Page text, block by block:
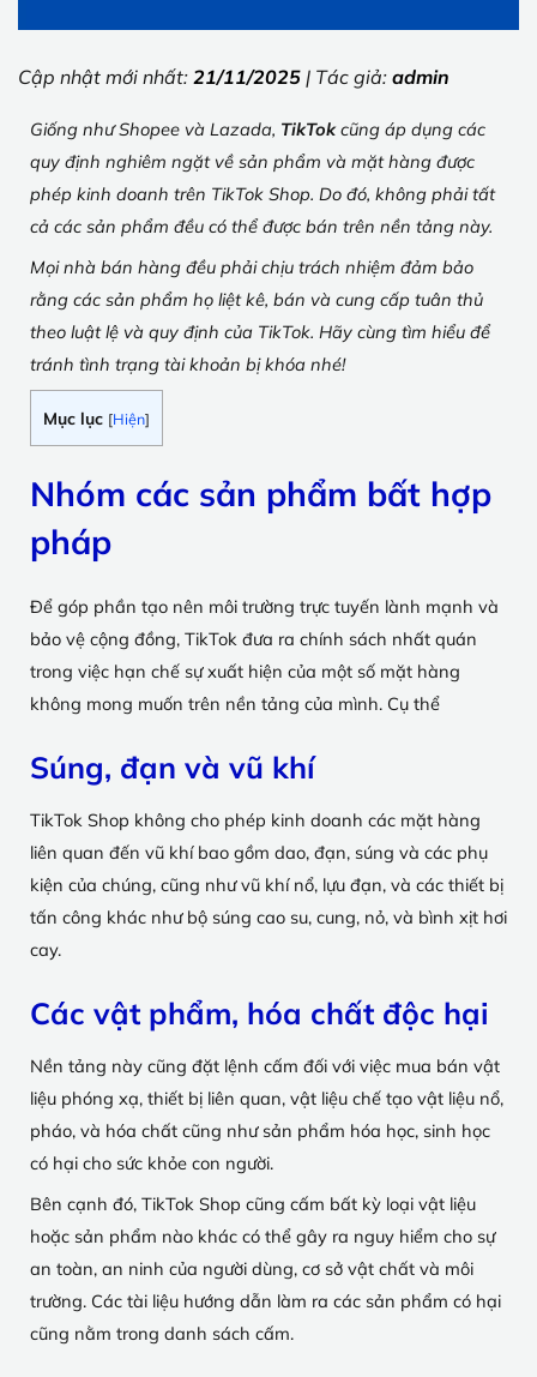
Cập nhật mới nhất: 21/11/2025 | Tác giả: admin
Giống như Shopee và Lazada, TikTokcũng áp dụng các
quy định nghiêm ngặt về sản phẩm và mặt hàng được
phép kinh doanh trên TikTok Shop. Do đó, không phải tất
cả các sản phẩm đều có thể được bán trên nền tảng này.
Mọi nhà bán hàng đều phải chịu trách nhiệm đảm bảo
rằng các sản phẩm họ liệt kê, bán và cung cấp tuân thủ
theo luật lệ và quy định của TikTok. Hãy cùng tìm hiểu để
tránh tình trạng tài khoản bị khóa nhé!
Mục lục [Hiện]
Nhóm các sản phẩm bất hợp
pháp
Để góp phần tạo nên môi trường trực tuyến lành mạnh và
bảo vệ cộng đồng, TikTok đưa ra chính sách nhất quán
trong việc hạn chế sự xuất hiện của một số mặt hàng
không mong muốn trên nền tảng của mình. Cụ thể
Súng, đạn và vũ khí
TikTok Shop không cho phép kinh doanh các mặt hàng
liên quan đến vũ khí bao gồm dao, đạn, súng và các phụ
kiện của chúng, cũng như vũ khí nổ, lựu đạn, và các thiết bị
tấn công khác như bộ súng cao su, cung, nỏ, và bình xịt hơi
cay.
Các vật phẩm, hóa chất độc hại
Nền tảng này cũng đặt lệnh cấm đối với việc mua bán vật
liệu phóng xạ, thiết bị liên quan, vật liệu chế tạo vật liệu nổ,
pháo, và hóa chất cũng như sản phẩm hóa học, sinh học
có hại cho sức khỏe con người.
Bên cạnh đó, TikTok Shop cũng cấm bất kỳ loại vật liệu
hoặc sản phẩm nào khác có thể gây ra nguy hiểm cho sự
an toàn, an ninh của người dùng, cơ sở vật chất và môi
trường. Các tài liệu hướng dẫn làm ra các sản phẩm có hại
cũng nằm trong danh sách cấm.